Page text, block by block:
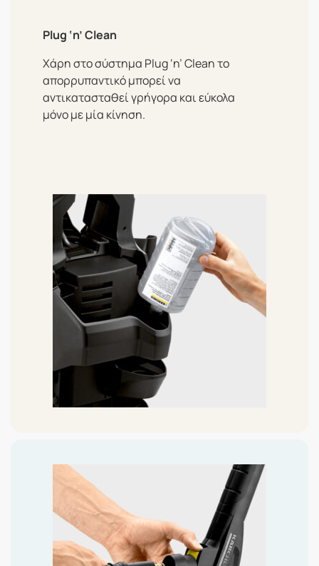
Plug ‘n’ Clean
Χάρη στο σύστημα Plug ‘n’ Clean το
απορρυπαντικό μπορεί να
αντικατασταθεί γρήγορα και εύκολα
μόνο με μία κίνηση.